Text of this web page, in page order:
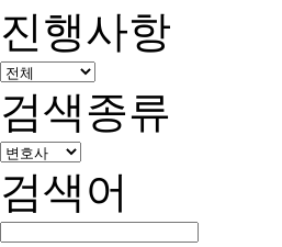
진행사항
검색종류
검색어